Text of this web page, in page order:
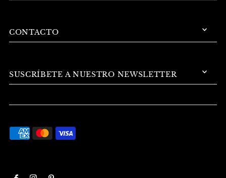
CONTACTO
SUSCRÍBETE A NUESTRO NEWSLETTER